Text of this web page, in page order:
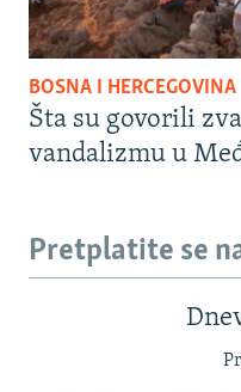
BOSNA I HERCEGOVINA
Šta su govorili
vandalizmu u
Pretplatite se